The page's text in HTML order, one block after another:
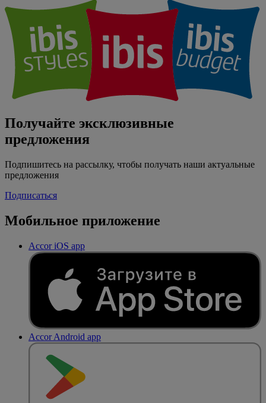
Получайте эксклюзивные
предложения
Подпишитесь на рассылку, чтобы получать наши актуальные
предложения
Подписаться
Мобильное приложение
Accor iOS app
Accor Android app